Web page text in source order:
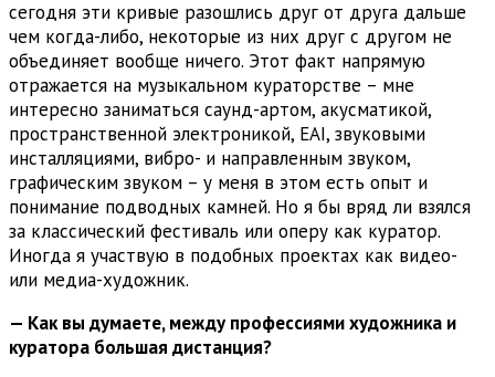
сегодня эти кривые разошлись друг от друга дальше
чем когда-либо, некоторые из них друг с другом не
объединяет вообще ничего. Этот факт напрямую
отражается на музыкальном кураторстве – мне
интересно заниматься саунд-артом, акусматикой,
пространственной электроникой, EAI, звуковыми
инсталляциями, вибро- и направленным звуком,
графическим звуком – у меня в этом есть опыт и
понимание подводных камней. Но я бы вряд ли взялся
за классический фестиваль или оперу как куратор.
Иногда я участвую в подобных проектах как видео-
или медиа-художник.
— Как вы думаете, между профессиями художника и
куратора большая дистанция?